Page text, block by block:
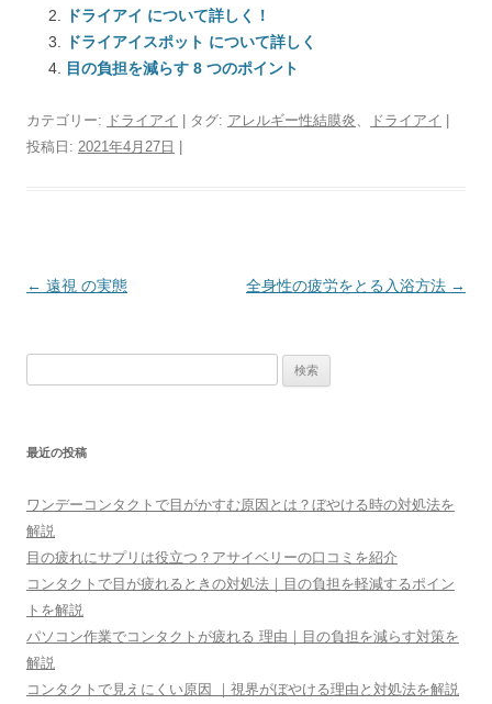
ドライアイ について詳しく！
ドライアイスポット について詳しく
目の負担を減らす 8 つのポイント
カテゴリー: ドライアイ | タグ: アレルギー性結膜炎、 ドライアイ
投稿日: 2021年4月27日
投
ョ
ン
← 遠視 の実態 全身性の疲労をとる入浴方法 →
最近の投稿
ワンデーコンタクトで目がかすむ原因とは？ぼやける時の対処法を
解説
目の疲れにサプリは役立つ？アサイベリーの口コミを紹介
コンタクトで目が疲れるときの対処法｜目の負担を軽減するポイン
トを解説
パソコン作業でコンタクトが疲れる 理由｜目の負担を減らす対策を
解説
コンタクトで見えにくい原因 ｜視界がぼやける理由と対処法を解説